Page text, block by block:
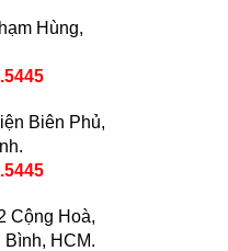
Hùng,
Biên Phủ,
Cộng Hoà,
HCM.